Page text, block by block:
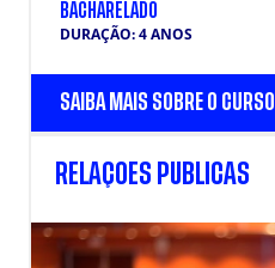
BACHARELADO
DURAÇÃO: 4 ANOS
SAIBA MAIS SOBRE O CURSO
RELAÇÕES PÚBLICAS